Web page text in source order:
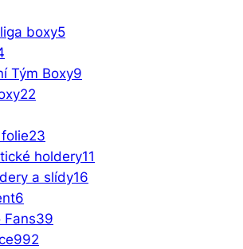
boxy5
Tým Boxy9
22
23
holdery11
a slídy16
6
Fans39
992